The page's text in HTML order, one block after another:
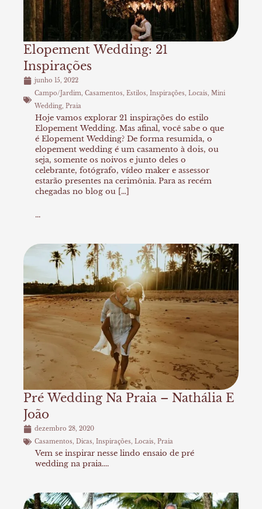
Elopement Wedding: 21
Inspirações
junho 15, 2022
Campo/Jardim, Casamentos, Estilos, Inspirações, Locais, Mini
Wedding, Praia
Hoje vamos explorar 21 inspirações do estilo
Elopement Wedding. Mas afinal, você sabe o que
é Elopement Wedding? De forma resumida, o
elopement wedding é um casamento à dois, ou
seja, somente os noivos e junto deles o
celebrante, fotógrafo, vídeo maker e assessor
estarão presentes na cerimônia. Para as recém
chegadas no blog ou […]
...
Pré Wedding Na Praia – Nathália E
João
dezembro 28, 2020
Casamentos, Dicas, Inspirações, Locais, Praia
Vem se inspirar nesse lindo ensaio de pré
wedding na praia....